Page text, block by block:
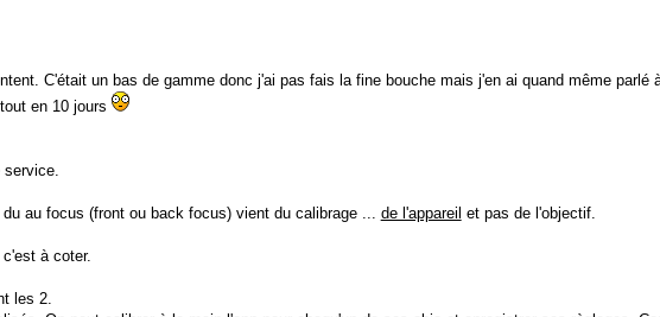
C'était un bas de gamme donc j'ai pas fais la fine bouche mais j'en ai quand même parlé
en 10 jours
au focus (front ou back focus) vient du calibrage ... de l'appareil et pas de l'objectif.
à coter.
les 2.